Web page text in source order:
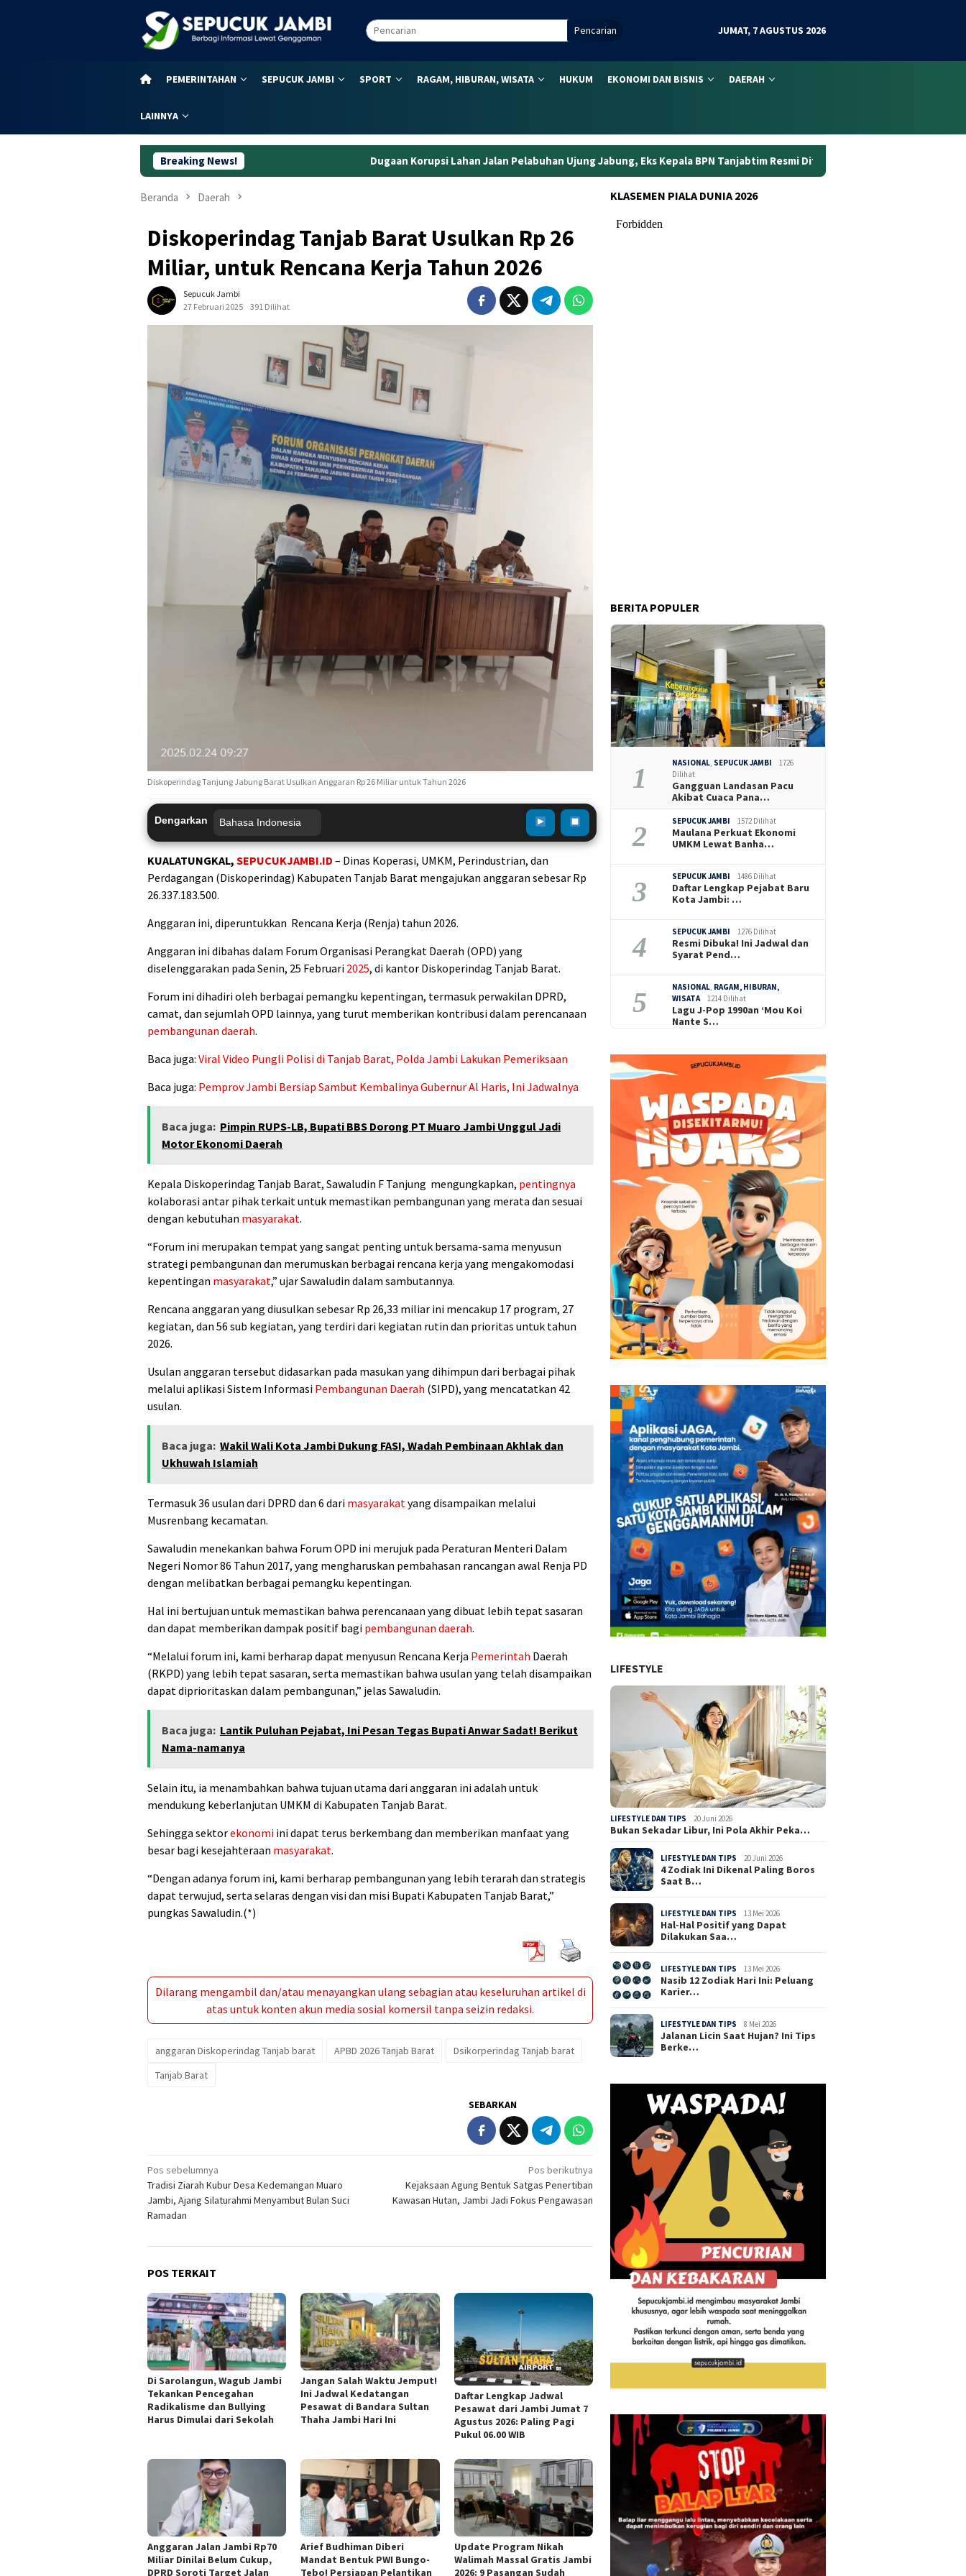
Pencarian JUMAT, 7 AGUSTUS 2026
PEMERINTAHAN SEPUCUK JAMBI SPORT RAGAM, HIBURAN, WISATA HUKUM EKONOMI DAN BISNIS DAERAH
LAINNYA
Breaking News! Dugaan Korupsi Lahan Jalan Pelabuhan Ujung Jabung, Eks Kepala BPN Tanjabtim Resmi Ditahan Dunia Kerja Berubah, Kemnaker
Beranda Daerah
Diskoperindag Tanjab Barat Usulkan Rp 26
Miliar, untuk Rencana Kerja Tahun 2026
Sepucuk Jambi
27 Februari 2025
391 Dilihat
Diskoperindag Tanjung Jabung Barat Usulkan Anggaran Rp 26 Miliar untuk Tahun 2026
Dengarkan
KUALATUNGKAL, SEPUCUKJAMBI.ID – Dinas Koperasi, UMKM, Perindustrian, dan
Perdagangan (Diskoperindag) Kabupaten Tanjab Barat mengajukan anggaran sebesar Rp
26.337.183.500.
Anggaran ini, diperuntukkan Rencana Kerja (Renja) tahun 2026.
Anggaran ini dibahas dalam Forum Organisasi Perangkat Daerah (OPD) yang
diselenggarakan pada Senin, 25 Februari 2025, di kantor Diskoperindag Tanjab Barat.
Forum ini dihadiri oleh berbagai pemangku kepentingan, termasuk perwakilan DPRD,
camat, dan sejumlah OPD lainnya, yang turut memberikan kontribusi dalam perencanaan
pembangunan daerah.
Baca juga: Viral Video Pungli Polisi di Tanjab Barat, Polda Jambi Lakukan Pemeriksaan
Baca juga: Pemprov Jambi Bersiap Sambut Kembalinya Gubernur Al Haris, Ini Jadwalnya
Baca juga: Pimpin RUPS-LB, Bupati BBS Dorong PT Muaro Jambi Unggul Jadi
Motor Ekonomi Daerah
Kepala Diskoperindag Tanjab Barat, Sawaludin F Tanjung mengungkapkan, pentingnya
kolaborasi antar pihak terkait untuk memastikan pembangunan yang merata dan sesuai
dengan kebutuhan masyarakat.
“Forum ini merupakan tempat yang sangat penting untuk bersama-sama menyusun
strategi pembangunan dan merumuskan berbagai rencana kerja yang mengakomodasi
kepentingan masyarakat,” ujar Sawaludin dalam sambutannya.
Rencana anggaran yang diusulkan sebesar Rp 26,33 miliar ini mencakup 17 program, 27
kegiatan, dan 56 sub kegiatan, yang terdiri dari kegiatan rutin dan prioritas untuk tahun
2026.
Usulan anggaran tersebut didasarkan pada masukan yang dihimpun dari berbagai pihak
melalui aplikasi Sistem Informasi Pembangunan Daerah (SIPD), yang mencatatkan 42
usulan.
Baca juga: Wakil Wali Kota Jambi Dukung FASI, Wadah Pembinaan Akhlak dan
Ukhuwah Islamiah
Termasuk 36 usulan dari DPRD dan 6 dari masyarakat yang disampaikan melalui
Musrenbang kecamatan.
Sawaludin menekankan bahwa Forum OPD ini merujuk pada Peraturan Menteri Dalam
Negeri Nomor 86 Tahun 2017, yang mengharuskan pembahasan rancangan awal Renja PD
dengan melibatkan berbagai pemangku kepentingan.
Hal ini bertujuan untuk memastikan bahwa perencanaan yang dibuat lebih tepat sasaran
dan dapat memberikan dampak positif bagi pembangunan daerah.
“Melalui forum ini, kami berharap dapat menyusun Rencana Kerja Pemerintah Daerah
(RKPD) yang lebih tepat sasaran, serta memastikan bahwa usulan yang telah disampaikan
dapat diprioritaskan dalam pembangunan,” jelas Sawaludin.
Baca juga: Lantik Puluhan Pejabat, Ini Pesan Tegas Bupati Anwar Sadat! Berikut
Nama-namanya
Selain itu, ia menambahkan bahwa tujuan utama dari anggaran ini adalah untuk
mendukung keberlanjutan UMKM di Kabupaten Tanjab Barat.
Sehingga sektorekonomi ini dapat terus berkembang dan memberikan manfaat yang
besar bagi kesejahteraan masyarakat.
“Dengan adanya forum ini, kami berharap pembangunan yang lebih terarah dan strategis
dapat terwujud, serta selaras dengan visi dan misi Bupati Kabupaten Tanjab Barat,”
pungkas Sawaludin.(*)
Dilarang mengambil dan/atau menayangkan ulang sebagian atau keseluruhan artikel di
atas untuk konten akun media sosial komersil tanpa seizin redaksi.
anggaran Diskoperindag Tanjab barat APBD 2026 Tanjab Barat
Dsikorperindag Tanjab barat
Tanjab Barat
SEBARKAN
Navigasi
pos
Pos sebelumnya
Tradisi Ziarah Kubur Desa Kedemangan Muaro
Jambi, Ajang Silaturahmi Menyambut Bulan Suci
Ramadan
Pos berikutnya
Kejaksaan Agung Bentuk Satgas Penertiban
Kawasan Hutan, Jambi Jadi Fokus Pengawasan
POS TERKAIT
Di Sarolangun, Wagub Jambi
Tekankan Pencegahan
Radikalisme dan Bullying
Harus Dimulai dari Sekolah
Jangan Salah Waktu Jemput!
Ini Jadwal Kedatangan
Pesawat di Bandara Sultan
Thaha Jambi Hari Ini
Daftar Lengkap Jadwal
Pesawat dari Jambi Jumat 7
Agustus 2026: Paling Pagi
Pukul 06.00 WIB
Anggaran Jalan Jambi Rp70
Miliar Dinilai Belum Cukup,
DPRD Soroti Target Jalan
Arief Budhiman Diberi
Mandat Bentuk PWI Bungo-
Tebo! Persiapan Pelantikan
Update Program Nikah
Walimah Massal Gratis Jambi
2026: 9 Pasangan Sudah
KLASEMEN PIALA DUNIA 2026
BERITA POPULER
1 NASIONAL SEPUCUK JAMBI
1726
Dilihat
Gangguan Landasan Pacu
Akibat Cuaca Pana…
2 SEPUCUK JAMBI 1572 Dilihat
Maulana Perkuat Ekonomi
UMKM Lewat Banha…
3 SEPUCUK JAMBI 1486 Dilihat
Daftar Lengkap Pejabat Baru
Kota Jambi: …
4 SEPUCUK JAMBI 1276 Dilihat
Resmi Dibuka! Ini Jadwal dan
Syarat Pend…
5 NASIONAL RAGAM, HIBURAN,
WISATA
1214 Dilihat
Lagu J-Pop 1990an ‘Mou Koi
Nante S…
LIFESTYLE
LIFESTYLE DAN TIPS 20 Juni 2026
Bukan Sekadar Libur, Ini Pola Akhir Peka…
LIFESTYLE DAN TIPS 20 Juni 2026
4 Zodiak Ini Dikenal Paling Boros
Saat B…
LIFESTYLE DAN TIPS 13 Mei 2026
Hal-Hal Positif yang Dapat
Dilakukan Saa…
LIFESTYLE DAN TIPS 13 Mei 2026
Nasib 12 Zodiak Hari Ini: Peluang
Karier…
LIFESTYLE DAN TIPS 8 Mei 2026
Jalanan Licin Saat Hujan? Ini Tips
Berke…